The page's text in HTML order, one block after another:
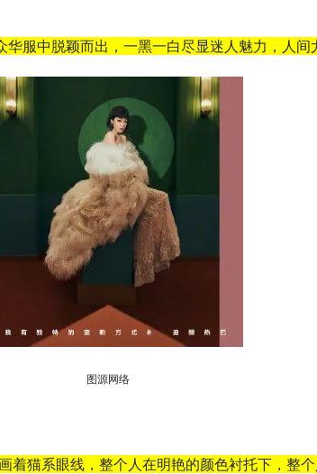
服中脱颖而出，一黑一白尽显迷人魅力，人间
图源网络
猫系眼线，整个人在明艳的颜色衬托下，整个